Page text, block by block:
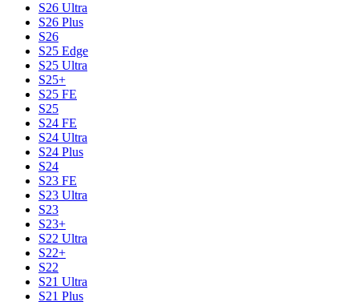
S26 Ultra
S26 Plus
S26
S25 Edge
S25 Ultra
S25+
S25 FE
S25
S24 FE
S24 Ultra
S24 Plus
S24
S23 FE
S23 Ultra
S23
S23+
S22 Ultra
S22+
S22
S21 Ultra
S21 Plus